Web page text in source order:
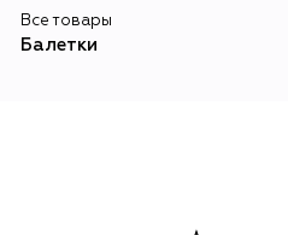
Все товары
Балетки